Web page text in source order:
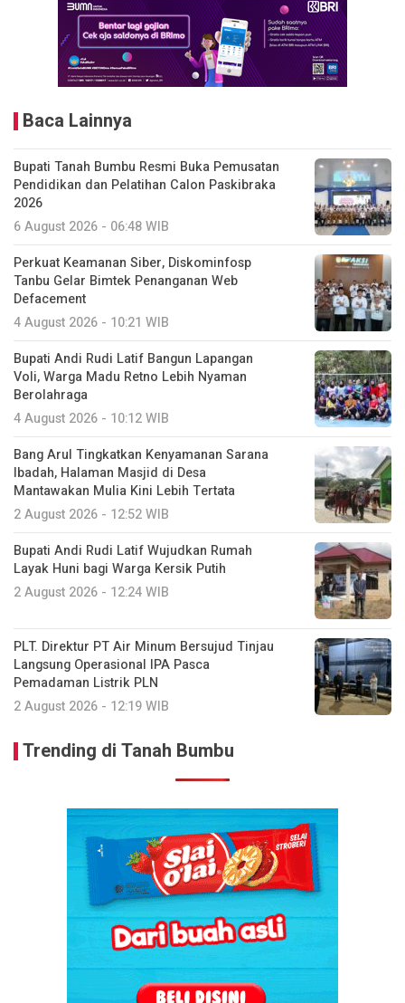
Baca Lainnya
Bupati Tanah Bumbu Resmi Buka Pemusatan
Pendidikan dan Pelatihan Calon Paskibraka
2026
6 August 2026 - 06:48 WIB
Perkuat Keamanan Siber, Diskominfosp
Tanbu Gelar Bimtek Penanganan Web
Defacement
4 August 2026 - 10:21 WIB
Bupati Andi Rudi Latif Bangun Lapangan
Voli, Warga Madu Retno Lebih Nyaman
Berolahraga
4 August 2026 - 10:12 WIB
Bang Arul Tingkatkan Kenyamanan Sarana
Ibadah, Halaman Masjid di Desa
Mantawakan Mulia Kini Lebih Tertata
2 August 2026 - 12:52 WIB
Bupati Andi Rudi Latif Wujudkan Rumah
Layak Huni bagi Warga Kersik Putih
2 August 2026 - 12:24 WIB
PLT. Direktur PT Air Minum Bersujud Tinjau
Langsung Operasional IPA Pasca
Pemadaman Listrik PLN
2 August 2026 - 12:19 WIB
Trending di Tanah Bumbu